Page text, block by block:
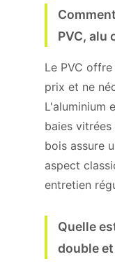
PVC, alu
Le PVC
prix et ne
L'aluminium
baies
bois assure
aspect
entretien
Quelle
double